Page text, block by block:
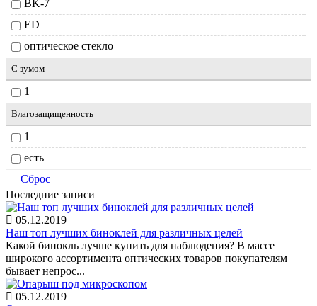
BK-7
ED
оптическое стекло
С зумом
1
Влагозащищенность
1
есть
Сброс
Последние записи
05.12.2019
Наш топ лучших биноклей для различных целей
Какой бинокль лучше купить для наблюдения? В массе
широкого ассортимента оптических товаров покупателям
бывает непрос...
05.12.2019